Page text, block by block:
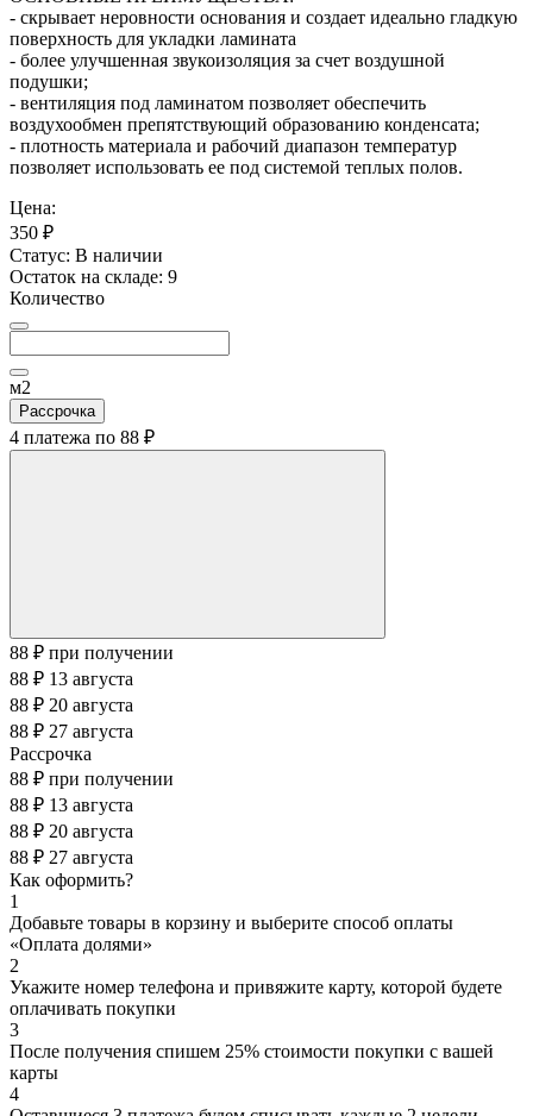
- скрывает неровности основания и создает идеально гладкую
поверхность для укладки ламината
- более улучшенная звукоизоляция за счет воздушной
подушки;
- вентиляция под ламинатом позволяет обеспечить
воздухообмен препятствующий образованию конденсата;
- плотность материала и рабочий диапазон температур
позволяет использовать ее под системой теплых полов.
Цена:
350 ₽
Статус: В наличии
Остаток на складе: 9
Количество
м2
Рассрочка
4 платежа по 88 ₽
88 ₽ при получении
88 ₽ 13 августа
88 ₽ 20 августа
88 ₽ 27 августа
Рассрочка
88 ₽ при получении
88 ₽ 13 августа
88 ₽ 20 августа
88 ₽ 27 августа
Как оформить?
1
Добавьте товары в корзину и выберите способ оплаты
«Оплата долями»
2
Укажите номер телефона и привяжите карту, которой будете
оплачивать покупки
3
После получения спишем 25% стоимости покупки с вашей
карты
4